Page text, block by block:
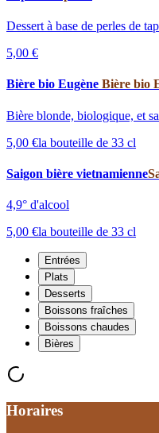
Dessert à base de perles de
5,00 €
Bière bio Eugène Bière bio
Bière blonde, biologique, et
5,00 €la bouteille de 33 cl
Saigon bière vietnamienne
4,9° d'alcool
5,00 €la bouteille de 33 cl
Entrées
Plats
Desserts
Boissons fraîches
Boissons chaudes
Bières
Horaires